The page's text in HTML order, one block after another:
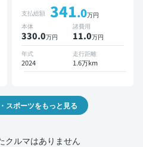
イブレコーダー
支払総額 341.0万円
本体
330.0万円
諸費用
11.0万円
年式
2024
走行距離
1.6万km
スポーツをもっと見る
クルマはありません